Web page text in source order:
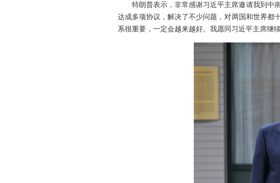
特朗普表示，非常感谢习近平主席邀请我到中
达成多项协议，解决了不少问题，对两国和世界都
系很重要，一定会越来越好。我愿同习近平主席继